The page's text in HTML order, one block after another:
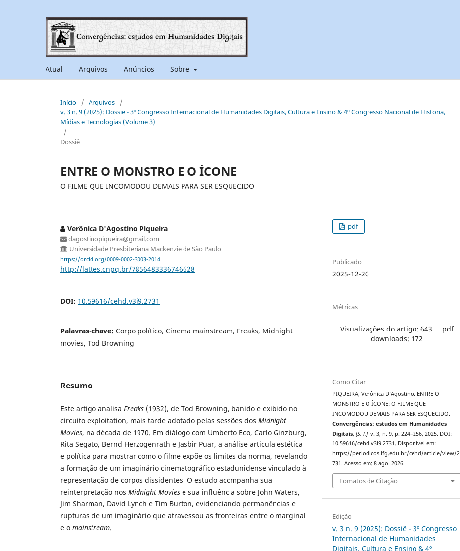
Atual Arquivos Anúncios Sobre
Início / Arquivos
/
v. 3 n. 9 (2025): Dossiê - 3º Congresso Internacional de Humanidades Digitais, Cultura e Ensino & 4º Congresso Nacional de História,
Mídias e Tecnologias (Volume 3)
/
Dossiê
ENTRE O MONSTRO E O ÍCONE
O FILME QUE INCOMODOU DEMAIS PARA SER ESQUECIDO
Verônica D'Agostino Piqueira
dagostinopiqueira@gmail.com
Universidade Presbiteriana Mackenzie de São Paulo
https://orcid.org/0009-0002-3003-2014
http://lattes.cnpq.br/7856483336746628
DOI: 10.59616/cehd.v3i9.2731
Palavras-chave: Corpo político, Cinema mainstream, Freaks, Midnight
movies, Tod Browning
Resumo
Este artigo analisa Freaks (1932), de Tod Browning, banido e exibido no
circuito exploitation, mais tarde adotado pelas sessões dos Midnight
Movies, na década de 1970. Em diálogo com Umberto Eco, Carlo Ginzburg,
Rita Segato, Bernd Herzogenrath e Jasbir Puar, a análise articula estética
e política para mostrar como o filme expõe os limites da norma, revelando
a formação de um imaginário cinematográfico estadunidense vinculado à
representação de corpos dissidentes. O estudo acompanha sua
reinterpretação nos Midnight Movies e sua influência sobre John Waters,
Jim Sharman, David Lynch e Tim Burton, evidenciando permanências e
rupturas de um imaginário que atravessou as fronteiras entre o marginal
e o mainstream.
pdf
Publicado
2025-12-20
Métricas
Visualizações do artigo: 643
pdf
downloads: 172
Como Citar
PIQUEIRA, Verônica D’Agostino. ENTRE O
MONSTRO E O ÍCONE: O FILME QUE
INCOMODOU DEMAIS PARA SER ESQUECIDO.
Convergências: estudos em Humanidades
Digitais,[S. l.], v. 3, n. 9, p. 224–256, 2025. DOI:
10.59616/cehd.v3i9.2731. Disponível em:
https://periodicos.ifg.edu.br/cehd/article/view/2
731. Acesso em: 8 ago. 2026.
Fomatos de Citação
Edição
v. 3 n. 9 (2025): Dossiê - 3º Congresso
Internacional de Humanidades
Digitais, Cultura e Ensino & 4º